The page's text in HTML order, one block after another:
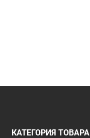
КАТЕГОРИЯ ТОВАРА